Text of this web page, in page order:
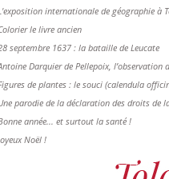
internationale de géographie à
le livre ancien
septembre 1637 : la bataille de Leucate
Darquier de Pellepoix, l’observation
de plantes : le souci (calendula
parodie de la déclaration des droits de
année... et surtout la santé !
Noël !